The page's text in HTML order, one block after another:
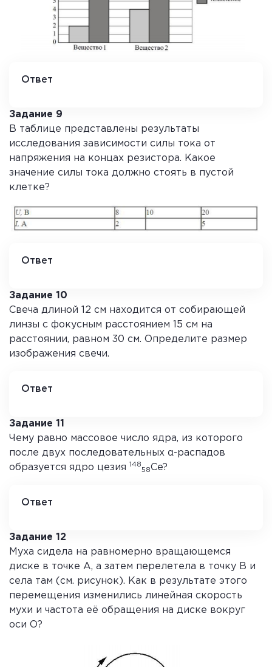
Ответ
Задание 9
В таблице представлены результаты
исследования зависимости силы тока от
напряжения на концах резистора. Какое
значение силы тока должно стоять в пустой
клетке?
Ответ
Задание 10
Свеча длиной 12 см находится от собирающей
линзы с фокусным расстоянием 15 см на
расстоянии, равном 30 см. Определите размер
изображения свечи.
Ответ
Задание 11
Чему равно массовое число ядра, из которого
после двух последовательных α-распадов
образуется ядро цезия 148
58Ce?
Ответ
Задание 12
Муха сидела на равномерно вращающемся
диске в точке А, а затем перелетела в точку В и
села там (см. рисунок). Как в результате этого
перемещения изменились линейная скорость
мухи и частота её обращения на диске вокруг
оси О?